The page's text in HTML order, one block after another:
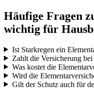
Häufige Fragen
wichtig für
Ist Starkregen ein
Zahlt die Versicherung
Was kostet die
Wird die
Gilt der Schutz auch für